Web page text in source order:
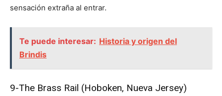
sensación extraña al entrar.
Te puede interesar: Historia y origen del
Brindis
9-The Brass Rail (Hoboken, Nueva Jersey)